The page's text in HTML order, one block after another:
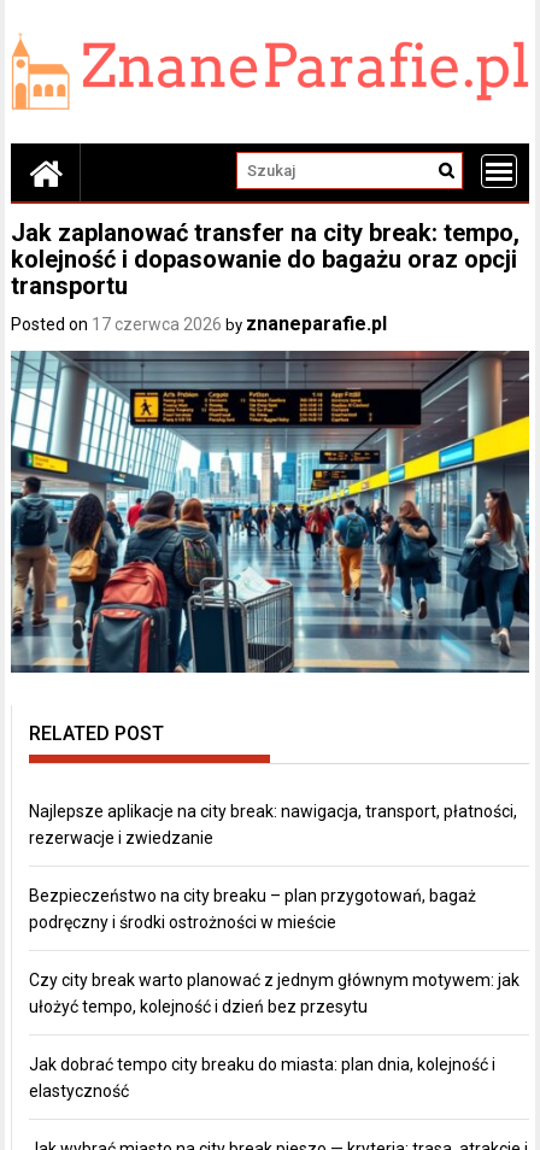
content
Jak zaplanować transfer na city break: tempo,
kolejność i dopasowanie do bagażu oraz opcji
transportu
Posted on 17 czerwca 2026 by znaneparafie.pl
RELATED POST
Najlepsze aplikacje na city break: nawigacja, transport, płatności,
rezerwacje i zwiedzanie
Bezpieczeństwo na city breaku – plan przygotowań, bagaż
podręczny i środki ostrożności w mieście
Czy city break warto planować z jednym głównym motywem: jak
ułożyć tempo, kolejność i dzień bez przesytu
Jak dobrać tempo city breaku do miasta: plan dnia, kolejność i
elastyczność